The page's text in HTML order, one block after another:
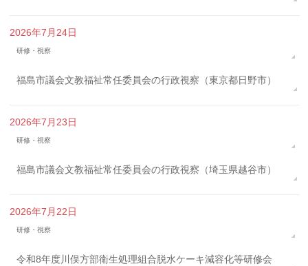
2026年7月24日
研修・視察
福島市議会文教福祉常任委員会の行政視察（東京都日野市）
2026年7月23日
研修・視察
福島市議会文教福祉常任委員会の行政視察（埼玉県越谷市）
2026年7月22日
研修・視察
令和8年度川俣方部衛生処理組合脱水ケーキ減容化等研修会